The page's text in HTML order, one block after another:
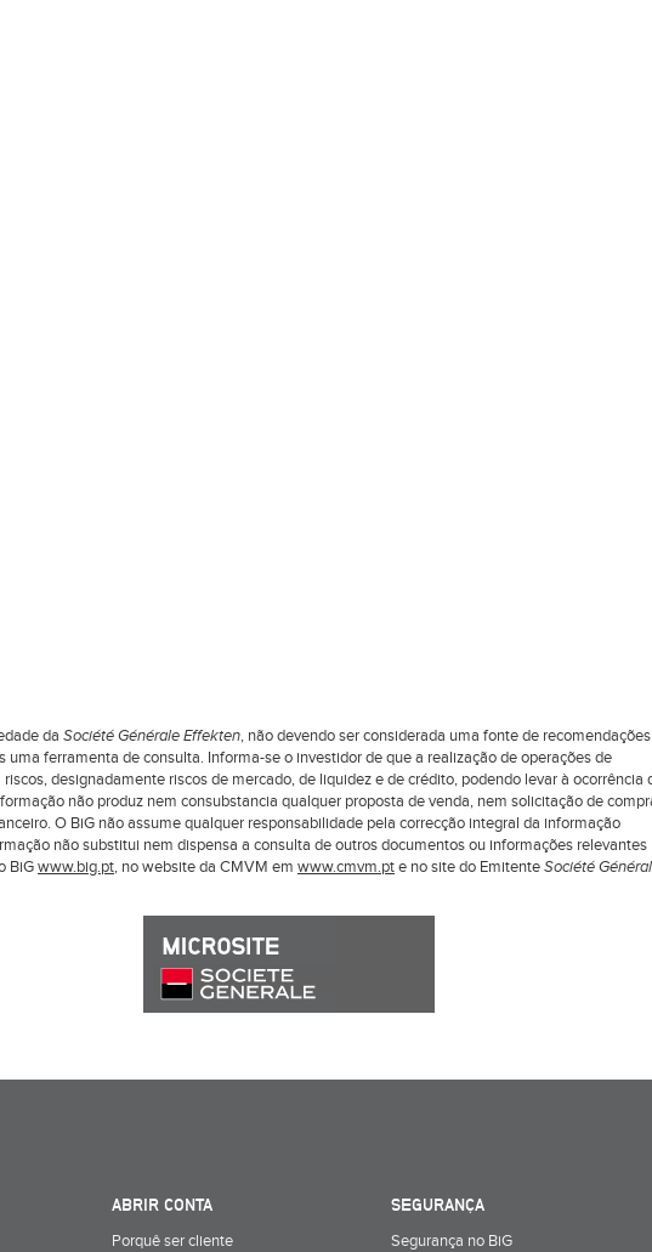
da Société Générale Effekten, não devendo ser considerada uma fonte de
uma ferramenta de consulta. Informa-se o investidor de que a realização de operações de
designadamente riscos de mercado, de liquidez e de crédito, podendo levar à ocorrência
não produz nem consubstancia qualquer proposta de venda, nem solicitação de
O BiG não assume qualquer responsabilidade pela correcção integral da informação
não substitui nem dispensa a consulta de outros documentos ou informações relevantes
BiGwww.big.pt, no website da CMVM em www.cmvm.pte no site do EmitenteSociété
ABRIR CONTA
Porquê ser cliente
SEGURANÇA
Segurança no BiG